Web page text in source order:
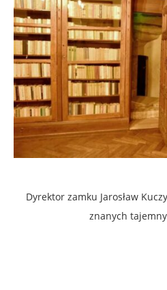
Dyrektor zamku Jarosław
znanych